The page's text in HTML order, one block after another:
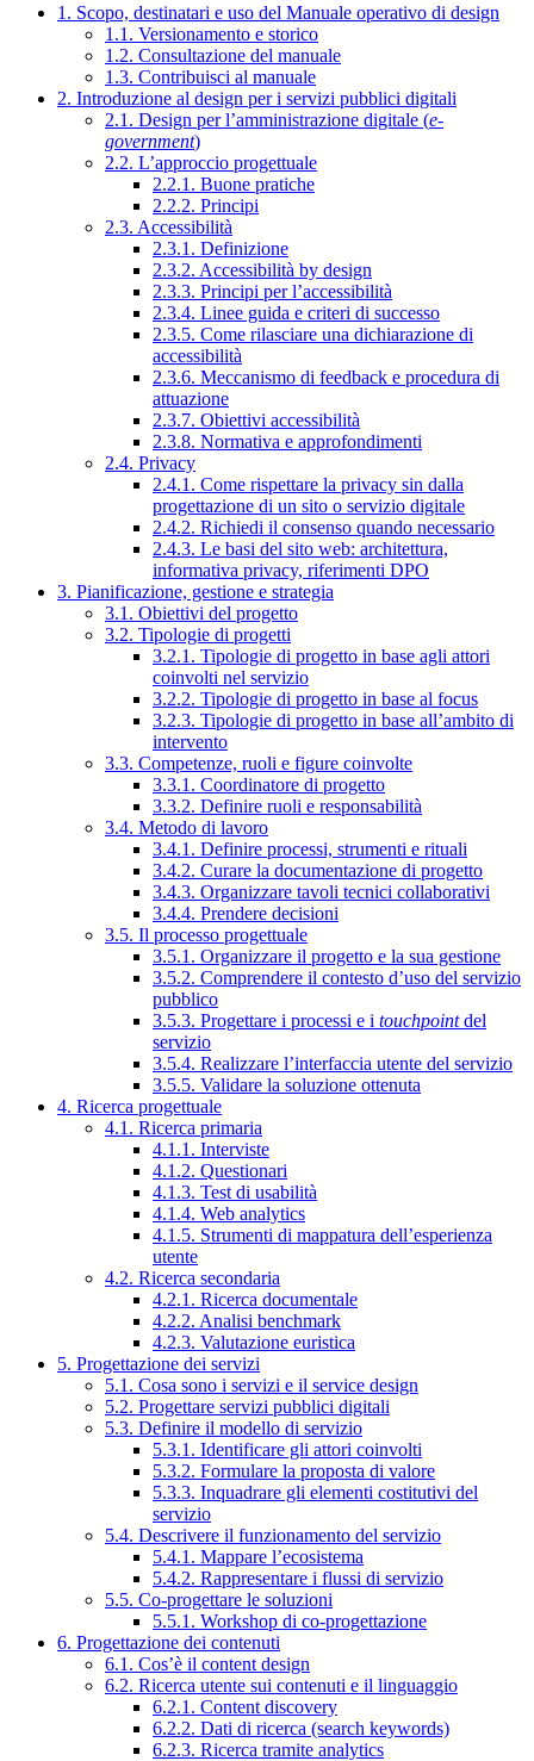
1. Scopo, destinatari e uso del Manuale operativo di design
1.1. Versionamento e storico
1.2. Consultazione del manuale
1.3. Contribuisci al manuale
2. Introduzione al design per i servizi pubblici digitali
2.1. Design per l’amministrazione digitale (e-
government)
2.2. L’approccio progettuale
2.2.1. Buone pratiche
2.2.2. Principi
2.3. Accessibilità
2.3.1. Definizione
2.3.2. Accessibilità by design
2.3.3. Principi per l’accessibilità
2.3.4. Linee guida e criteri di successo
2.3.5. Come rilasciare una dichiarazione di
accessibilità
2.3.6. Meccanismo di feedback e procedura di
attuazione
2.3.7. Obiettivi accessibilità
2.3.8. Normativa e approfondimenti
2.4. Privacy
2.4.1. Come rispettare la privacy sin dalla
progettazione di un sito o servizio digitale
2.4.2. Richiedi il consenso quando necessario
2.4.3. Le basi del sito web: architettura,
informativa privacy, riferimenti DPO
3. Pianificazione, gestione e strategia
3.1. Obiettivi del progetto
3.2. Tipologie di progetti
3.2.1. Tipologie di progetto in base agli attori
coinvolti nel servizio
3.2.2. Tipologie di progetto in base al focus
3.2.3. Tipologie di progetto in base all’ambito di
intervento
3.3. Competenze, ruoli e figure coinvolte
3.3.1. Coordinatore di progetto
3.3.2. Definire ruoli e responsabilità
3.4. Metodo di lavoro
3.4.1. Definire processi, strumenti e rituali
3.4.2. Curare la documentazione di progetto
3.4.3. Organizzare tavoli tecnici collaborativi
3.4.4. Prendere decisioni
3.5. Il processo progettuale
3.5.1. Organizzare il progetto e la sua gestione
3.5.2. Comprendere il contesto d’uso del servizio
pubblico
3.5.3. Progettare i processi e i touchpointdel
servizio
3.5.4. Realizzare l’interfaccia utente del servizio
3.5.5. Validare la soluzione ottenuta
4. Ricerca progettuale
4.1. Ricerca primaria
4.1.1. Interviste
4.1.2. Questionari
4.1.3. Test di usabilità
4.1.4. Web analytics
4.1.5. Strumenti di mappatura dell’esperienza
utente
4.2. Ricerca secondaria
4.2.1. Ricerca documentale
4.2.2. Analisi benchmark
4.2.3. Valutazione euristica
5. Progettazione dei servizi
5.1. Cosa sono i servizi e il service design
5.2. Progettare servizi pubblici digitali
5.3. Definire il modello di servizio
5.3.1. Identificare gli attori coinvolti
5.3.2. Formulare la proposta di valore
5.3.3. Inquadrare gli elementi costitutivi del
servizio
5.4. Descrivere il funzionamento del servizio
5.4.1. Mappare l’ecosistema
5.4.2. Rappresentare i flussi di servizio
5.5. Co-progettare le soluzioni
5.5.1. Workshop di co-progettazione
6. Progettazione dei contenuti
6.1. Cos’è il content design
6.2. Ricerca utente sui contenuti e il linguaggio
6.2.1. Content discovery
6.2.2. Dati di ricerca (search keywords)
6.2.3. Ricerca tramite analytics